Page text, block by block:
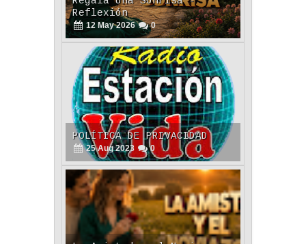
12 May 2026 0
POLÍTICA DE PRIVACIDAD
25 Aug 2023 0
La Amistad y el Noviazgo -
Reflexión